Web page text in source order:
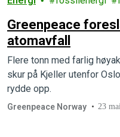
Greenpeace
atomavfall
Flere tonn med farlig
skur på Kjeller utenfor
rydde opp.
Greenpeace Norway 23